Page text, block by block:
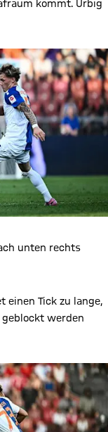
kommt. Urbig
unten rechts
einen Tick zu lange,
werden